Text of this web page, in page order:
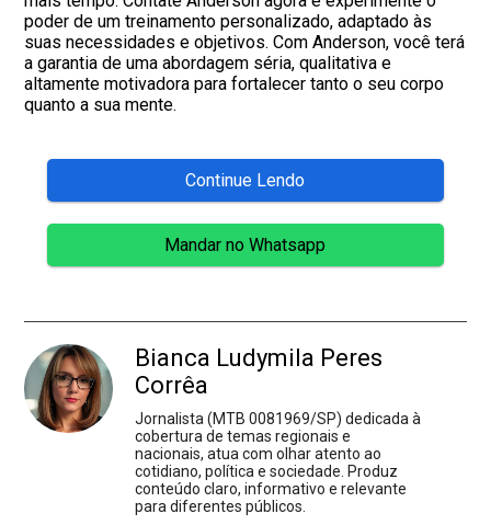
poder de um treinamento personalizado, adaptado às
suas necessidades e objetivos. Com Anderson, você terá
a garantia de uma abordagem séria, qualitativa e
altamente motivadora para fortalecer tanto o seu corpo
quanto a sua mente.
Continue Lendo
Mandar no Whatsapp
Bianca Ludymila Peres
Corrêa
Jornalista (MTB 0081969/SP) dedicada à
cobertura de temas regionais e
nacionais, atua com olhar atento ao
cotidiano, política e sociedade. Produz
conteúdo claro, informativo e relevante
para diferentes públicos.